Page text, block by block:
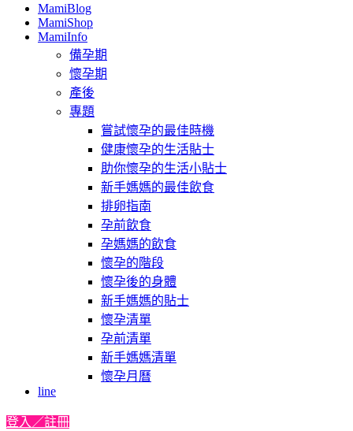
MamiBlog
MamiShop
MamiInfo
備孕期
懷孕期
產後
專題
嘗試懷孕的最佳時機
健康懷孕的生活貼士
助你懷孕的生活小貼士
新手媽媽的最佳飲食
排卵指南
孕前飲食
孕媽媽的飲食
懷孕的階段
懷孕後的身體
新手媽媽的貼士
懷孕清單
孕前清單
新手媽媽清單
懷孕月曆
line
登入／註冊